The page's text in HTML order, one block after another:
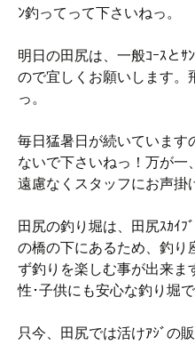
ﾝ釣ってって下さいねっ。
明日の田尻は、一般ｺｰｽとｻ
ので宜しくお願いします。
っ。
毎日猛暑日が続いています
ないで下さいねっ！万が一
遠慮なくスタッフにお声掛
田尻の釣り堀は、田尻ｽｶｲﾌ
の橋の下にあるため、釣り
ず釣りを楽しむ事が出来ま
性･子供にも安心な釣り堀で
只今、田尻では活けｱｼﾞの